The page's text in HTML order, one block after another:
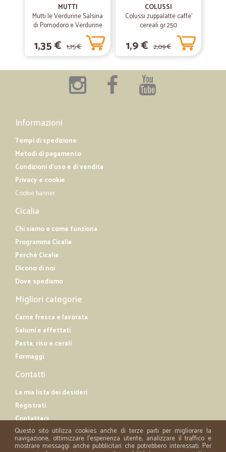
—Fabio B.
Buongiorno
Buongiorno, sono soddisfatto della consegna, soddisfatto dei
Tutto ooooook
—Enrico B.
Meravigliosa idea
Meravigliosa idea . funziona alla perfezione , sono puntuali e se ci
ottimi .
MUTTI
Mutti le Verdurine Salsina
di Pomodoro e Verdurine
1,35 € 1,75 €
COLUSSI
Colussi zuppalatte caffe'
cereali gr.250
1,9 € 2,09 €
Informazioni
Tempi di spedizione
Metodi di pagamento
Condizioni d'uso e di vendita
Privacy e cookie
Cookie banner
Cicalia
Chi siamo e come funziona
Programma Cicalia
Perché Cicalia
Dicono di noi
Dove spediamo
Migliori categorie
Carne fresca e lavorata
Salumi e affettati
Pasta, riso e cerali
Formaggi
Contatti
La mia lista dei desideri
Registrati
Contattaci
Questo sito utilizza cookies anche di terze parti per migliorare la
navigazione, ottimizzare l'esperienza utente, analizzare il traffico e
mostrare messaggi anche pubblicitari che potrebbero interessati. Per